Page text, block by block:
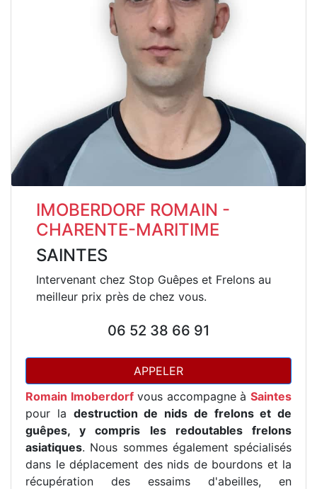
IMOBERDORF ROMAIN -
CHARENTE-MARITIME
SAINTES
Intervenant chez Stop Guêpes et Frelons au
meilleur prix près de chez vous.
06 52 38 66 91
APPELER
Romain Imoberdorfvous accompagne àSaintes
pour la destruction de nids de frelons et de
guêpes, y compris les redoutables frelons
asiatiques. Nous sommes également spécialisés
dans le déplacement des nids de bourdons et la
récupération des essaims d'abeilles, en